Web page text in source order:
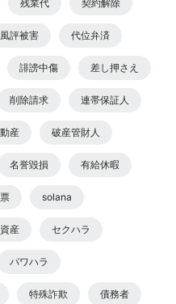
残業代 契約解除
評被害 代位弁済
誹謗中傷 差し押さえ
削除請求 連帯保証人
産 破産管財人
名誉毀損 有給休暇
solana
産 セクハラ
パワハラ
特殊詐欺 債務者